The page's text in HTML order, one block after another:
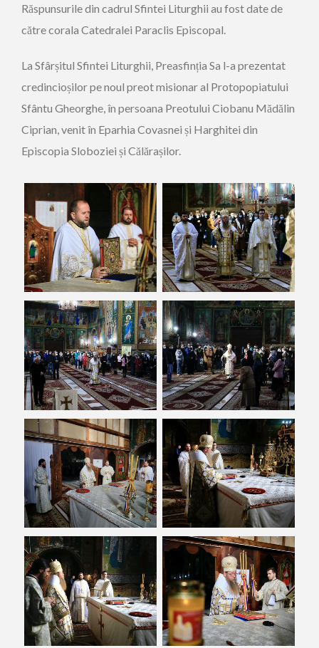
Răspunsurile din cadrul Sfintei Liturghii au fost date de
către corala Catedralei Paraclis Episcopal.
La Sfârșitul Sfintei Liturghii, Preasfinția Sa l-a prezentat
credincioșilor pe noul preot misionar al Protopopiatului
Sfântu Gheorghe, în persoana Preotului Ciobanu Mădălin
Ciprian, venit în Eparhia Covasnei și Harghitei din
Episcopia Sloboziei și Călărașilor.